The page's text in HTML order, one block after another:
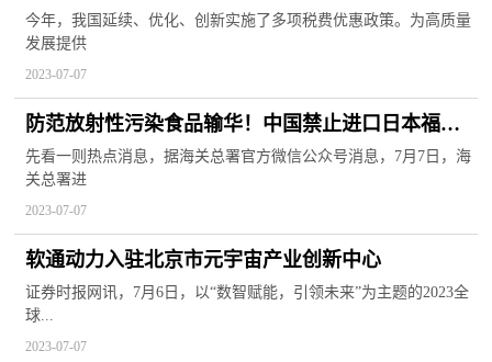
今年，我国延续、优化、创新实施了多项税费优惠政策。为高质量
发展提供
2023-07-07
防范放射性污染食品输华！中国禁止进口日本福岛
等十地食品；A股超3100股下跌，外资净流出近40
亿！
先看一则热点消息，据海关总署官方微信公众号消息，7月7日，海
关总署进
2023-07-07
软通动力入驻北京市元宇宙产业创新中心
证券时报网讯，7月6日，以“数智赋能，引领未来”为主题的2023全
球...
2023-07-07